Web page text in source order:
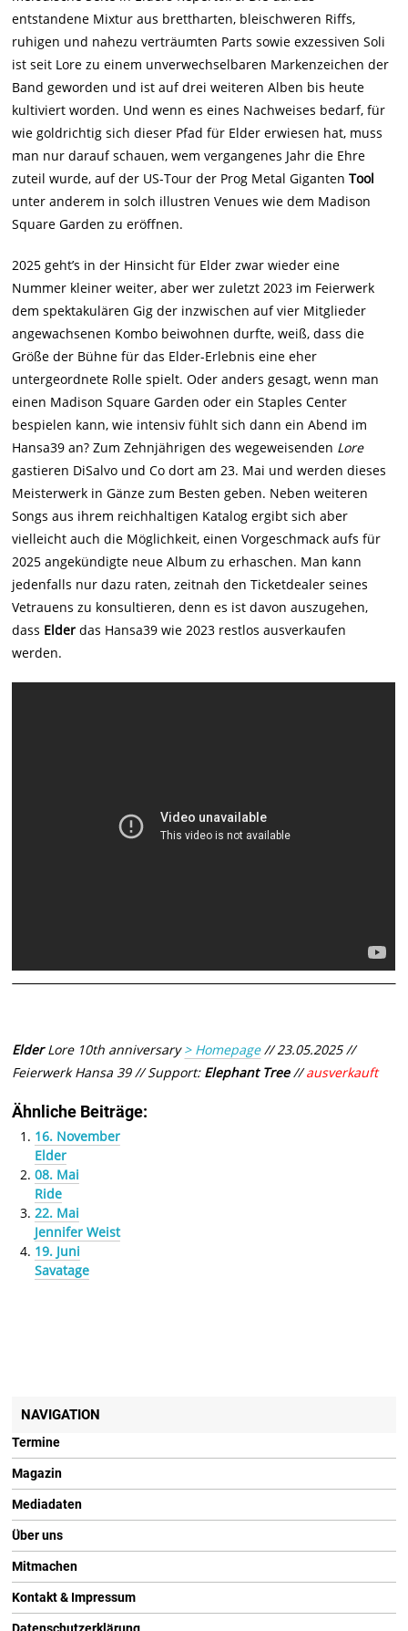
entstandene Mixtur aus brettharten, bleischweren Riffs,
ruhigen und nahezu verträumten Parts sowie exzessiven Soli
ist seit Lore zu einem unverwechselbaren Markenzeichen der
Band geworden und ist auf drei weiteren Alben bis heute
kultiviert worden. Und wenn es eines Nachweises bedarf, für
wie goldrichtig sich dieser Pfad für Elder erwiesen hat, muss
man nur darauf schauen, wem vergangenes Jahr die Ehre
zuteil wurde, auf der US-Tour der Prog Metal GigantenTool
unter anderem in solch illustren Venues wie dem Madison
Square Garden zu eröffnen.
2025 geht’s in der Hinsicht für Elder zwar wieder eine
Nummer kleiner weiter, aber wer zuletzt 2023 im Feierwerk
dem spektakulären Gig der inzwischen auf vier Mitglieder
angewachsenen Kombo beiwohnen durfte, weiß, dass die
Größe der Bühne für das Elder-Erlebnis eine eher
untergeordnete Rolle spielt. Oder anders gesagt, wenn man
einen Madison Square Garden oder ein Staples Center
bespielen kann, wie intensiv fühlt sich dann ein Abend im
Hansa39 an? Zum Zehnjährigen des wegeweisenden Lore
gastieren DiSalvo und Co dort am 23. Mai und werden dieses
Meisterwerk in Gänze zum Besten geben. Neben weiteren
Songs aus ihrem reichhaltigen Katalog ergibt sich aber
vielleicht auch die Möglichkeit, einen Vorgeschmack aufs für
2025 angekündigte neue Album zu erhaschen. Man kann
jedenfalls nur dazu raten, zeitnah den Ticketdealer seines
Vetrauens zu konsultieren, denn es ist davon auszugehen,
dass Elder das Hansa39 wie 2023 restlos ausverkaufen
werden.
ElderLore 10th anniversary> Homepage// 23.05.2025 //
Feierwerk Hansa 39 //Support: Elephant Tree//ausverkauft
Ähnliche Beiträge:
16. November
Elder
08. Mai
Ride
22. Mai
Jennifer Weist
19. Juni
Savatage
NAVIGATION
Termine
Magazin
Mediadaten
Über uns
Mitmachen
Kontakt & Impressum